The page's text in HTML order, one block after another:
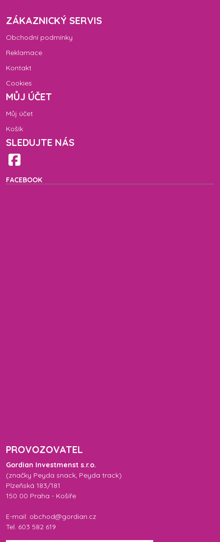
ZÁKAZNICKÝ SERVIS
Obchodní podmínky
Reklamace
Kontakt
Cookies
MŮJ ÚČET
Můj účet
Košík
SLEDUJTE NÁS
FACEBOOK
PROVOZOVATEL
Gordian Investmenst s.r.o.
(značky Peyda snack, Peyda track)
Plzeňská 183/181
150 00 Praha - Košíře
E-mail: obchod@gordian.cz
Tel. 603 582 619